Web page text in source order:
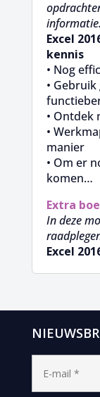
informatie.
Excel
kennis
• Nog
•
• Ontdek
•
manier
• Om er
komen…
Extra
In deze
Excel